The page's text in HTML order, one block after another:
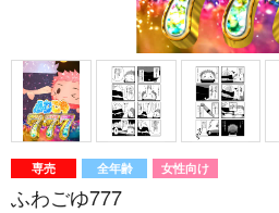
専売 全年齢 女性向け
ふわごゆ777